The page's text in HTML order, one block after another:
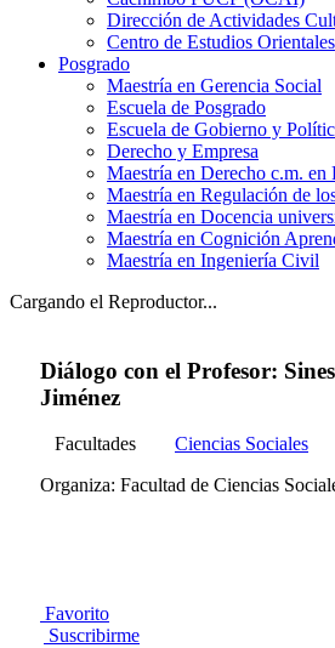
Dirección de Actividades
Centro de Estudios Orientales
Posgrado
Maestría en Gerencia Social
Escuela de Posgrado
Escuela de Gobierno y
Derecho y Empresa
Maestría en Derecho c.m.
Maestría en Regulación de
Maestría en Docencia
Maestría en Cognición
Maestría en Ingeniería Civil
Cargando el Reproductor...
Diálogo con el Profesor:
Jiménez
Facultades
Ciencias Sociales
Organiza: Facultad de Ciencias
Favorito
Suscribirme